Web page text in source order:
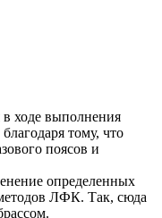
ходе выполнения
тому, что
поясов и
определенных
ЛФК. Так, сюда